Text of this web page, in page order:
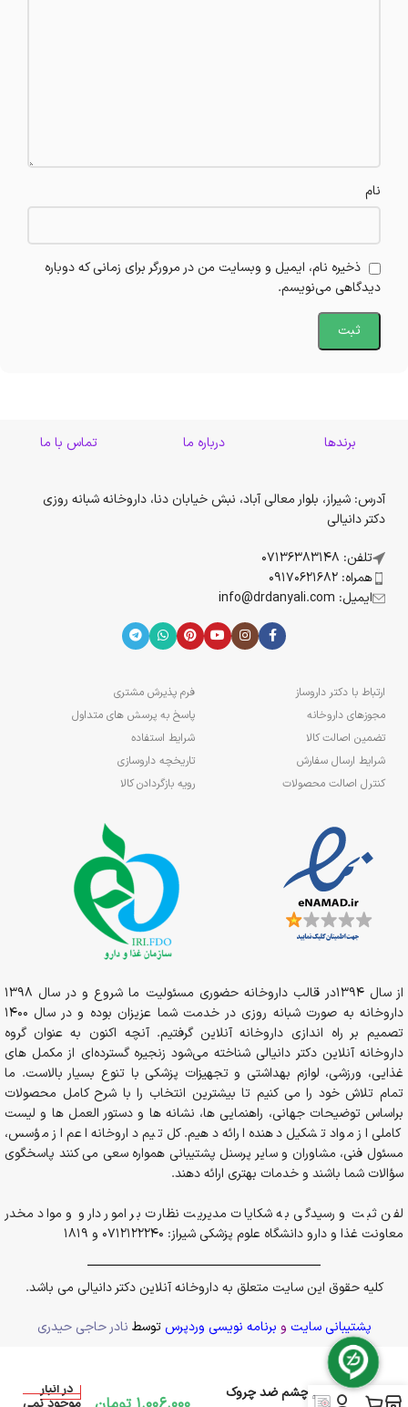
نام
ذخیره نام، ایمیل و وبسایت من در مرورگر برای زمانی که دوباره
دیدگاهی می‌نویسم.
برندها درباره ما تماس با ما
آدرس: شیراز، بلوار معالی آباد، نبش خیابان دنا، داروخانه شبانه روزی
دکتر دانیالی
تلفن: 07136383148
همراه: 09170621682
ایمیل: info@drdanyali.com
ارتباط با دکتر داروساز
مجوزهای داروخانه
تضمین اصالت کالا
شرایط ارسال سفارش
کنترل اصالت محصولات
فرم پذیرش مشتری
پاسخ به پرسش های متداول
شرایط استفاده
تاریخچه داروسازی
رویه بازگردادن کالا
از سال 1394در قالب داروخانه حضوری مسئولیت ما شروع و در سال 1398
داروخانه به صورت شبانه روزی در خدمت شما عزیزان بوده و در سال 1400
تصمیم بر راه اندازی داروخانه آنلاین گرفتیم. آنچه اکنون به عنوان گروه
داروخانه آنلاین دکتر دانیالی شناخته می‌شود زنجیره گسترده‌ای از مکمل های
غذایی، ورزشی، لوازم بهداشتی و تجهیزات پزشکی با تنوع بسیار بالاست. ما
تمام تلاش خود را می کنیم تا بیشترین انتخاب را با شرح کامل محصولات
براساس توضیحات جهانی، راهنمایی ها، نشانه ها و دستور العمل ها و لیست
کاملی از مواد تشکیل دهنده ارائه دهیم. کل تیم داروخانه اعم از مؤسس،
مسئول فنی، مشاوران و سایر پرسنل پشتیبانی همواره سعی می کنند پاسخگوی
سؤالات شما باشند و خدمات بهتری ارائه دهند.
لفن ثبت و رسیدگی به شکایات مدیریت نظارت بر امور دارو و مواد مخدر
معاونت غذا و دارو دانشگاه علوم پزشکی شیراز: 0712122240 و 1819
کلیه حقوق این سایت متعلق به داروخانه آنلاین دکتر دانیالی می باشد.
پشتیبانی سایت و برنامه نویسی وردپرس توسط نادر حاجی حیدری
کرم دور چشم ضد چروک
در انبار